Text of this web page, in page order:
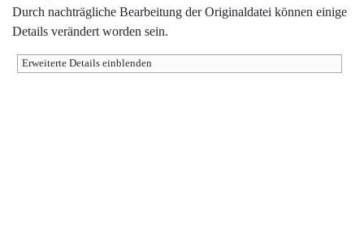
Durch nachträgliche Bearbeitung der Originaldatei können einige
Details verändert worden sein.
Erweiterte Details einblenden